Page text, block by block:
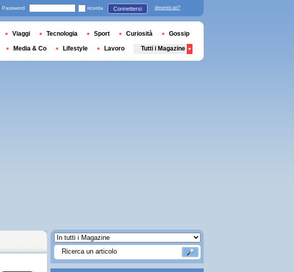
Password ricorda Connettersi dimenticati?
Viaggi Tecnologia Sport Curiosità Gossip
Media & Co Lifestyle Lavoro Tutti i Magazine